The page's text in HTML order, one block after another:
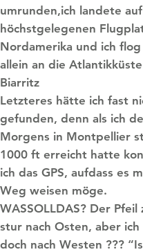
umrunden,ich landete
höchstgelegenen
Nordamerika und ich flog
allein an die
Biarritz
Letzteres hätte ich fast
gefunden, denn als ich
Morgens in Montpellier
1000 ft erreicht hatte
ich das GPS, aufdass es
Weg weisen möge.
WASSOLLDAS? Der Pfeil
stur nach Osten, aber ich
doch nach Westen ???